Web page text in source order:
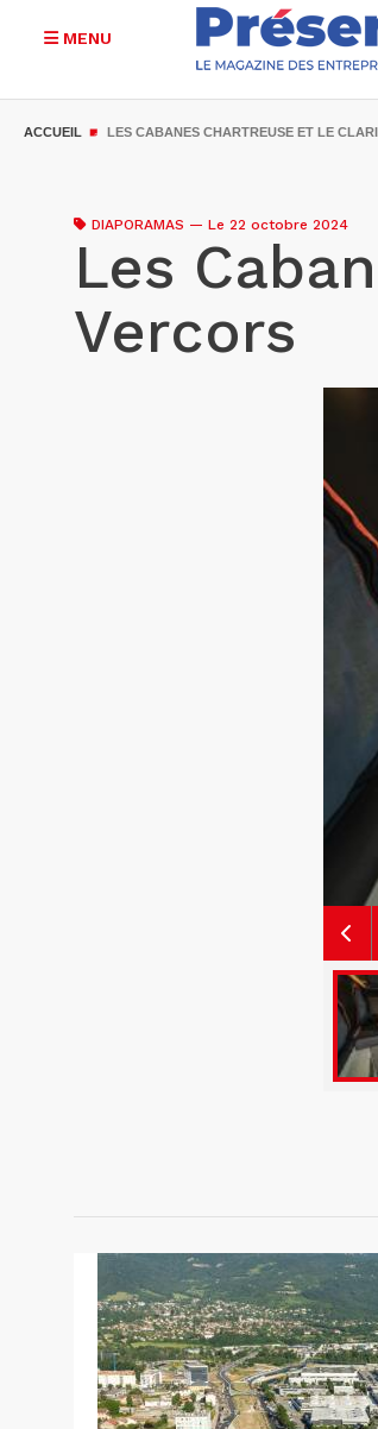
MENU
ACCUEIL LES CABANES CHARTREUSE ET LE
DIAPORAMAS — Le 22 octobre 2024
Les
Vercors